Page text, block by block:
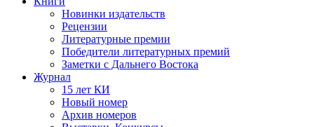
Новинки издательств
Рецензии
Литературные премии
Победители литературных премий
Заметки с Дальнего Востока
Журнал
15 лет КИ
Новый номер
Архив номеров